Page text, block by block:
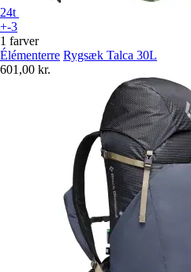
24t
+-3
1 farver
Élémenterre Rygsæk Talca 30L
601,00 kr.